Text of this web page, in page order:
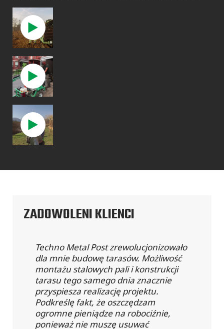
ZADOWOLENI KLIENCI
Techno Metal Post zrewolucjonizowało
dla mnie budowę tarasów. Możliwość
montażu stalowych pali i konstrukcji
tarasu tego samego dnia znacznie
przyspiesza realizację projektu.
Podkreślę fakt, że oszczędzam
ogromne pieniądze na robociźnie,
ponieważ nie muszę usuwać